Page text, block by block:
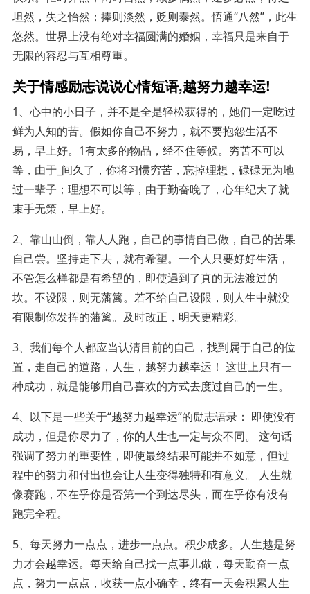
坦然，失之怡然；捧则淡然，贬则泰然。悟通“八然”，此生
悠然。世界上没有绝对幸福圆满的婚姻，幸福只是来自于
无限的容忍与互相尊重。
关于情感励志说说心情短语,越努力越幸运!
1、心中的小日子，并不是全是轻松获得的，她们一定吃过
鲜为人知的苦。假如你自己不努力，就不要抱怨生活不
易，早上好。1有太多的物品，经不住等候。穷苦不可以
等，由于_间久了，你将习惯穷苦，忘掉理想，碌碌无为地
过一辈子；理想不可以等，由于勤奋晚了，心年纪大了就
束手无策，早上好。
2、靠山山倒，靠人人跑，自己的事情自己做，自己的苦果
自己尝。坚持走下去，就有希望。一个人只要好好生活，
不管怎么样都是有希望的，即使遇到了真的无法渡过的
坎。不设限，则无藩篱。若不给自己设限，则人生中就没
有限制你发挥的藩篱。及时改正，明天更精彩。
3、我们每个人都应当认清目前的自己，找到属于自己的位
置，走自己的道路，人生，越努力越幸运！ 这世上只有一
种成功，就是能够用自己喜欢的方式去度过自己的一生。
4、以下是一些关于“越努力越幸运”的励志语录： 即使没有
成功，但是你尽力了，你的人生也一定与众不同。 这句话
强调了努力的重要性，即使最终结果可能并不如意，但过
程中的努力和付出也会让人生变得独特和有意义。 人生就
像赛跑，不在乎你是否第一个到达尽头，而在乎你有没有
跑完全程。
5、每天努力一点点，进步一点点。积少成多。人生越是努
力才会越幸运。每天给自己找一点事儿做，每天勤奋一点
点，努力一点点，收获一点小确幸，终有一天会积累人生